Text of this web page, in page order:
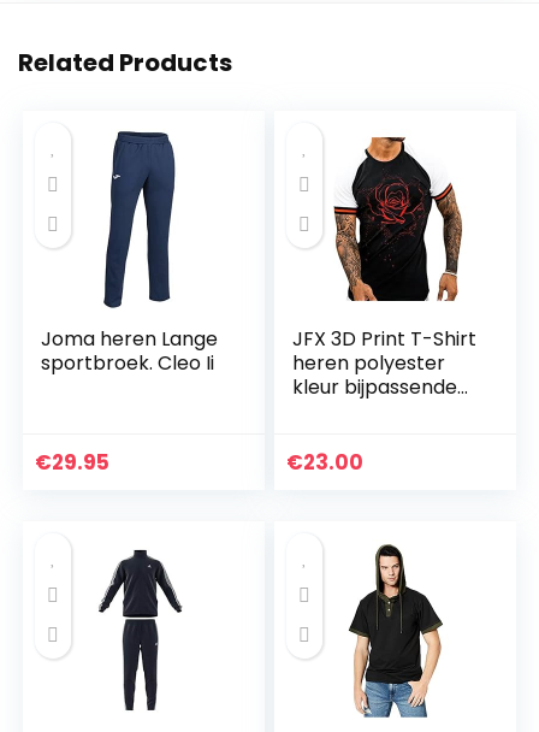
Related Products
Joma heren Lange
sportbroek. Cleo Ii
€29.95
JFX 3D Print T-Shirt
heren polyester
kleur bijpassende
kraag Rose vrije tijd
€23.00